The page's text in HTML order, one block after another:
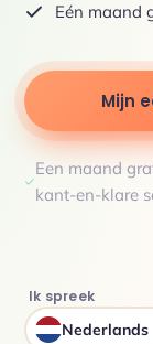
Eén maand
Mijn
Een maand
kant-en-klare
Ik spreek
Nederlands